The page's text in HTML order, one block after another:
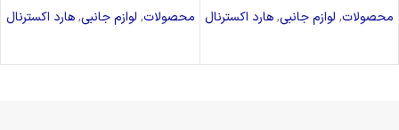
محصولات, لوازم جانبی,هارد اکسترنال
محصولات, لوازم جانبی,هارد اکسترنال